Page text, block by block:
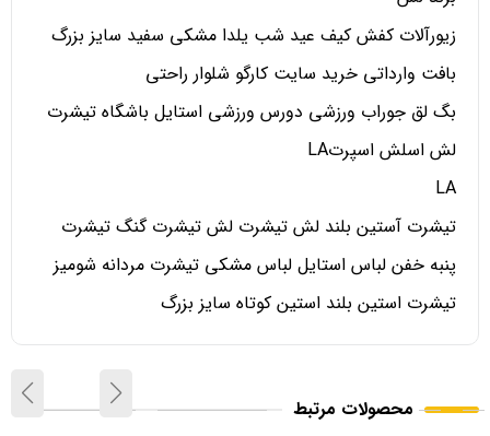
زیورآلات کفش کیف عید شب یلدا مشکی سفید سایز بزرگ
بافت وارداتی خرید سایت کارگو شلوار راحتی
بگ لق جوراب ورزشی دورس ورزشی استایل باشگاه تیشرت
لش اسلش اسپرتLA
LA
تیشرت آستین بلند لش تیشرت لش تیشرت گنگ تیشرت
پنبه خفن لباس استایل لباس مشکی تیشرت مردانه شومیز
تیشرت استین بلند استین کوتاه سایز بزرگ
محصولات مرتبط